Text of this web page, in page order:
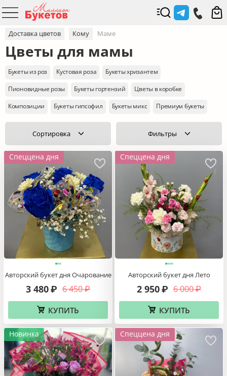
Доставка цветов Кому Маме
Цветы для мамы
Букеты из роз Кустовая роза
Букеты хризантем
Пионовидные розы
Букеты гортензий
Цветы в коробке
Композиции
Букеты гипсофил Букеты микс Премиум букеты
Сортировка Фильтры
Спеццена дня
Авторский букет дня Очарование
6 450 ₽
3 480₽
КУПИТЬ
Спеццена дня
Авторский букет дня Лето
6 000 ₽
2 950₽
КУПИТЬ
Новинка Спеццена дня